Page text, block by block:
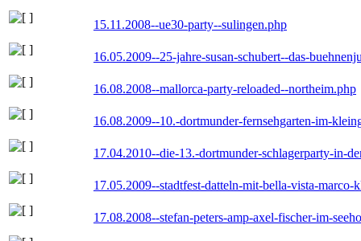
15.11.2008--ue30-party--sulingen.php
16.05.2009--25-jahre-susan-schubert--das-
16.08.2008--mallorca-party-reloaded--northeim.php
16.08.2009--10.-dortmunder-fernsehgarten-im-
17.04.2010--die-13.-dortmunder-schlagerparty-in-
17.05.2009--stadtfest-datteln-mit-bella-vista-marco-
17.08.2008--stefan-peters-amp-axel-fischer-im-